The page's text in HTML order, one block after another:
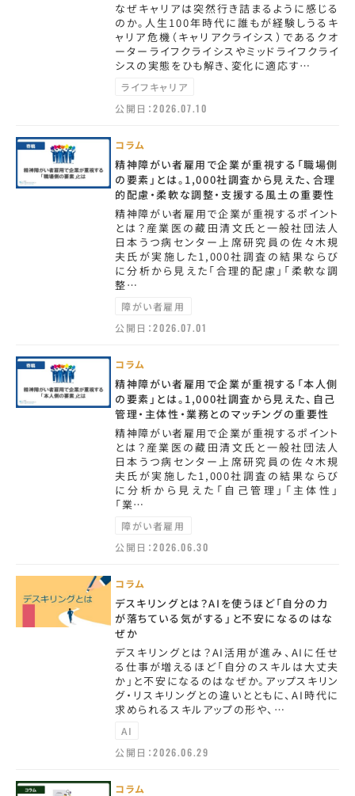
なぜキャリアは突然行き詰まるように感じる
のか。人生100年時代に誰もが経験しうるキ
ャリア危機（キャリアクライシス）であるクオ
ーターライフクライシスやミッドライフクライ
シスの実態をひも解き、変化に適応す…
ライフキャリア
公開日：2026.07.10
コラム
精神障がい者雇用で企業が重視する「職場側
の要素」とは。1,000社調査から見えた、合理
的配慮・柔軟な調整・支援する風土の重要性
精神障がい者雇用で企業が重視するポイント
とは？産業医の藏田清文氏と一般社団法人
日本うつ病センター上席研究員の佐々木規
夫氏が実施した1,000社調査の結果ならび
に分析から見えた「合理的配慮」「柔軟な調
整…
障がい者雇用
公開日：2026.07.01
コラム
精神障がい者雇用で企業が重視する「本人側
の要素」とは。1,000社調査から見えた、自己
管理・主体性・業務とのマッチングの重要性
精神障がい者雇用で企業が重視するポイント
とは？産業医の藏田清文氏と一般社団法人
日本うつ病センター上席研究員の佐々木規
夫氏が実施した1,000社調査の結果ならび
に分析から見えた「自己管理」「主体性」
「業…
障がい者雇用
公開日：2026.06.30
コラム
デスキリングとは？AIを使うほど「自分の力
が落ちている気がする」と不安になるのはな
ぜか
デスキリングとは？AI活用が進み、AIに任せ
る仕事が増えるほど「自分のスキルは大丈夫
か」と不安になるのはなぜか。アップスキリン
グ・リスキリングとの違いとともに、AI時代に
求められるスキルアップの形や、…
AI
公開日：2026.06.29
コラム